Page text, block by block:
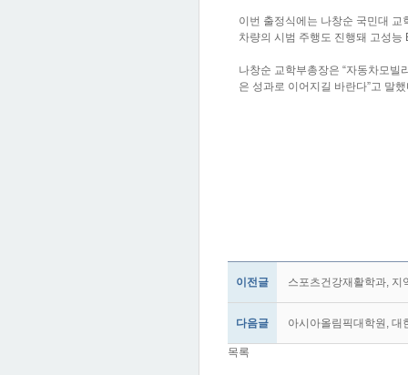
이번 출정식에는 나창순 국민대
차량의 시범 주행도 진행돼 고성
나창순 교학부총장은 “자동차모빌
은 성과로 이어지길 바란다”고 말
이전글 스포츠건강재활학과, 지
다음글 아시아올림픽대학원, 대
목록